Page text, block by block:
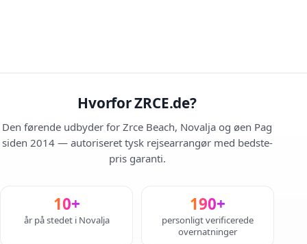
Hvorfor ZRCE.de?
Den førende udbyder for Zrce Beach, Novalja og øen Pag
siden 2014 — autoriseret tysk rejsearrangør med bedste-
pris garanti.
10+
år på stedet i Novalja
190+
personligt verificerede
overnatninger